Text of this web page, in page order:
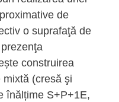
de
o suprafaţă de
construirea
(cresă şi
înălțime S+P+1E,